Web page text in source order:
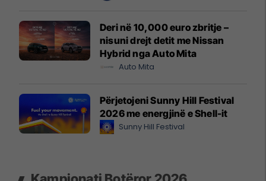
Deri në 10,000 euro zbritje –
nisuni drejt detit me Nissan
Hybrid nga Auto Mita
Auto Mita
Përjetojeni Sunny Hill Festival
2026 me energjinë e Shell-it
Sunny Hill Festival